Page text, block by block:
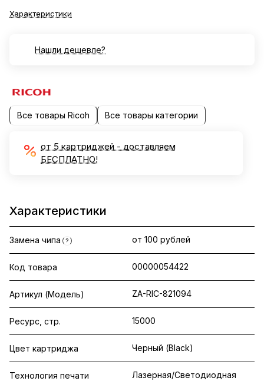
Характеристики
Нашли дешевле?
Все товары Ricoh Все товары категории
от 5 картриджей - доставляем
БЕСПЛАТНО!
Характеристики
Замена чипа ? от 100 рублей
Код товара 00000054422
Артикул (Модель) ZA-RIC-821094
Ресурс, стр. 15000
Цвет картриджа Черный (Black)
Технология печати Лазерная/Светодиодная